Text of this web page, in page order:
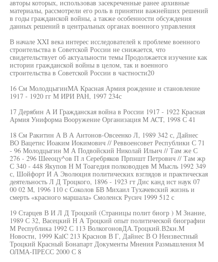
авторы которых, использовав засекреченные ранее архивные
материалы, рассмотрели его роль в принятии важнейших решений
в годы гражданской войны, а также особенности обсуждения
данных решений в центральных органах военного управления
В начале XXI века интерес исследователей к проблеме военного
строительства в Советской России не снижается, что
свидетельствует об актуальности темы Продолжается изучение как
истории гражданской войны в целом, так и военного
строительства в Советской России в частности20
16 См МолодцыгинМА Красная Армия рождение и становление
1917 - 1920 гг М ИРИ РАН, 1997 234с
17 Дерябин А И Гражданская война в России 1917 - 1922 Красная
Армия Униформа Вооружение Организация М ACT, 1998 С 41
18 См Ракитин А В А Антонов-Овсеенко Л, 1989 342 с, Дайнес
ВО Вацетис Иоаким Иокимович // Реввоенсовет Республики С 71
- 96 Молодцыгин М А Подвойский Николай Ильич // Там же С
276 - 296 Шееоцу^ов П л Серебряков Прпншт Петрович // Там жр
С 340 - 448 Якупов Н М Тоагедия полководцев М Мысль 1992 349
с, Шойфорт И А Эволюция политических взглядов и практическая
деятельность Л Д Троцкого, 1896 - 1923 гт Дис канд ист наук 07
00 02 М, 1996 110 с Соколов БВ Михаил Тухачевский жизнь и
смерть «красного маршала» Смоленск Русич 1999 512 с
19 Старцев В И Л Д Троцкий (Страницы полит биогр ) М Знание,
1989 С 32, Васецкий Н А Троцкий опыт политической биографии
М Республика 1992 С 113 ВолкогоновДА.Троцкий.В2кн.М
Новости, 1999 KalC 213 Краснов В Г, Дайнес В О Неизвестный
Троцкий Красный Бонапарт Документы Мнения Размышления М
ОЛМА-ПРЕСС 2000 С 8